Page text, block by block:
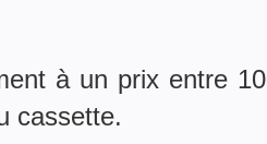
à un prix entre 10
cassette.